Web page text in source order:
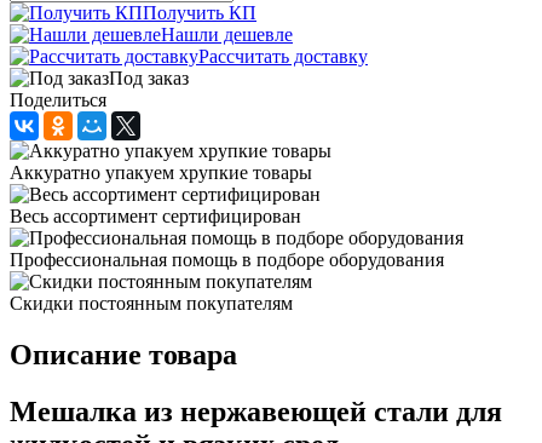
Получить КП
Нашли дешевле
Рассчитать доставку
Под заказ
Поделиться
Аккуратно упакуем хрупкие товары
Весь ассортимент сертифицирован
Профессиональная помощь в подборе оборудования
Скидки постоянным покупателям
Описание товара
Мешалка из нержавеющей стали для